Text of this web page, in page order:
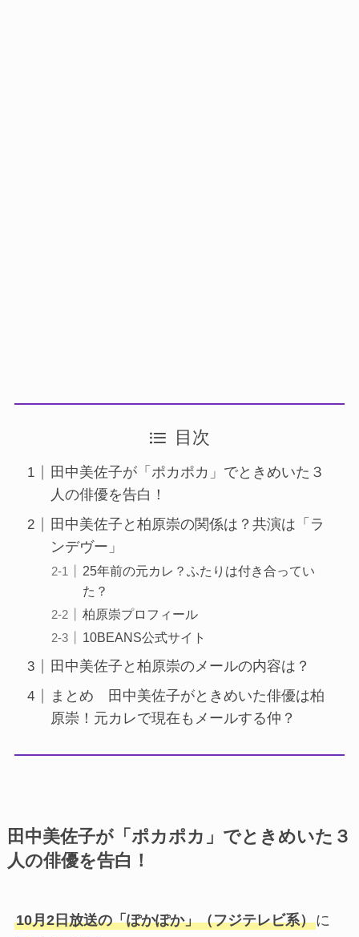
目次
田中美佐子が「ポカポカ」でときめいた３
人の俳優を告白！
田中美佐子と柏原崇の関係は？共演は「ラ
ンデヴー」
25年前の元カレ？ふたりは付き合ってい
た？
柏原崇プロフィール
10BEANS公式サイト
田中美佐子と柏原崇のメールの内容は？
まとめ 田中美佐子がときめいた俳優は柏
原崇！元カレで現在もメールする仲？
田中美佐子が「ポカポカ」でときめいた３
人の俳優を告白！
10月2日放送の「ぽかぽか」（フジテレビ系）に